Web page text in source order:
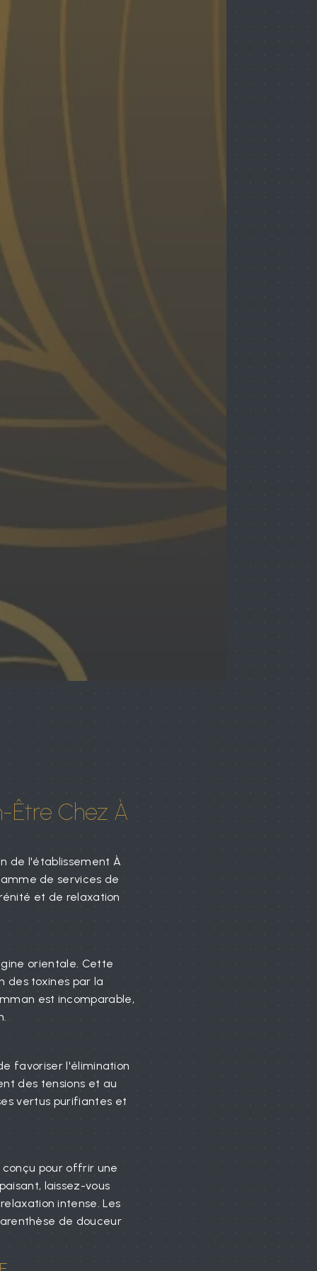
Être Chez À
de l'établissement À
de services de
et de relaxation
orientale. Cette
des toxines par la
est incomparable,
favoriser l'élimination
des tensions et au
vertus purifiantes et
conçu pour offrir une
laissez-vous
intense. Les
de douceur